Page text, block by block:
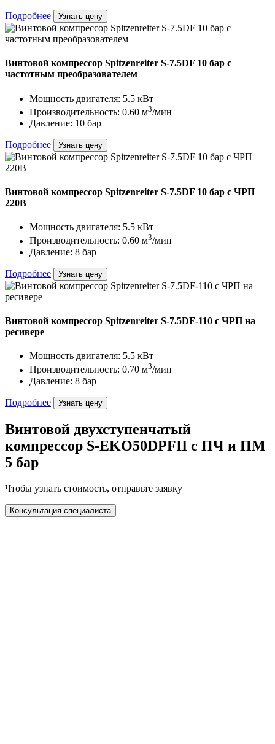
Подробнее Узнать цену
Винтовой компрессор Spitzenreiter S-7.5DF 10 бар с
частотным преобразователем
Мощность двигателя: 5.5 кВт
Производительность: 0.60 м3/мин
Давление: 10 бар
Подробнее Узнать цену
Винтовой компрессор Spitzenreiter S-7.5DF 10 бар с ЧРП
220В
Мощность двигателя: 5.5 кВт
Производительность: 0.60 м3/мин
Давление: 8 бар
Подробнее Узнать цену
Винтовой компрессор Spitzenreiter S-7.5DF-110 с ЧРП на
ресивере
Мощность двигателя: 5.5 кВт
Производительность: 0.70 м3/мин
Давление: 8 бар
Подробнее Узнать цену
Винтовой двухступенчатый
компрессор S-EKO50DPFII с ПЧ и ПМ
5 бар
Чтобы узнать стоимость, отправьте заявку
Консультация специалиста